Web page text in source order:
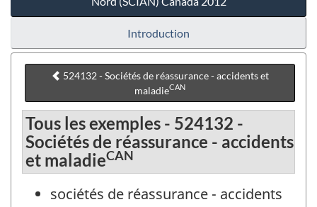
Introduction
524132 - Sociétés de réassurance - accidents et
maladieCAN
Tous les exemples - 524132 -
Sociétés de réassurance - accidents
et maladieCAN
sociétés de réassurance - accidents